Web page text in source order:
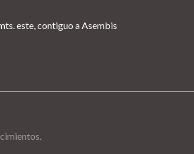
este, contiguo a Asembis